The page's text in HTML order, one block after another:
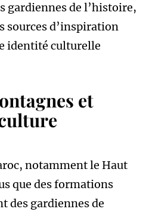
gardiennes de l’histoire,
sources d’inspiration
identité culturelle
et
notamment le Haut
que des formations
des gardiennes de